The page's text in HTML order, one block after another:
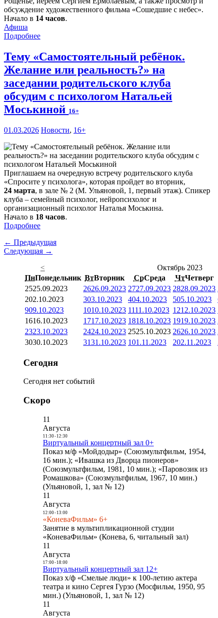
обсуждение художественного фильма «Сошедшие с небес».
Начало в 14 часов.
Афиша
Подробнее
Тему «Самостоятельный ребёнок.
Желание или реальность?» на
заседании родительского клуба
обсудим с психологом Натальей
Моськиной 16+
01.03.2026 Новости, 16+
Приглашаем на очередную встречу родительского клуба
«Спросите у психолога», которая пройдет во вторник,
24 марта, в зале № 2 (М. Ульяновой, 1, первый этаж). Спикер
клуба – семейный психолог, нейропсихолог и
организационный психолог Наталья Моськина.
Начало в 18 часов.
Подробнее
← Предыдущая
Следующая →
<
Октябрь 2023
ПнПонедельник ВтВторник СрСреда ЧтЧетверг
2525.09.2023 2626.09.2023 2727.09.2023 2828.09.2023
202.10.2023 303.10.2023 404.10.2023 505.10.2023
909.10.2023 1010.10.2023 1111.10.2023 1212.10.2023
1616.10.2023 1717.10.2023 1818.10.2023 1919.10.2023
2323.10.2023 2424.10.2023 2525.10.2023 2626.10.2023
3030.10.2023 3131.10.2023 101.11.2023 202.11.2023
Сегодня
Сегодня нет событий
Скоро
11
Августа
11:30- 12:30
Виртуальный концертный зал 0+
Показ м/ф «Мойдодыр» (Союзмультфильм, 1954,
16 мин.); «Ивашка из Дворца пионеров»
(Союзмультфильм, 1981, 10 мин.); «Паровозик из
Ромашкова» (Союзмультфильм, 1967, 10 мин.)
(Ульяновой, 1, зал № 12)
11
Августа
12:00- 13:00
«КоневаФильм» 6+
Занятие в мультипликационной студии
«КоневаФильм» (Конева, 6, читальный зал)
11
Августа
17:00- 18:00
Виртуальный концертный зал 12+
Показ х/ф «Смелые люди» к 100-летию актера
театра и кино Сергея Гурзо (Мосфильм, 1950, 95
мин.) (Ульяновой, 1, зал № 12)
11
Августа